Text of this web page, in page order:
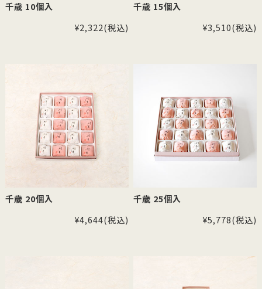
千歳 10個入
¥2,322(税込)
千歳 15個入
¥3,510(税込)
千歳 20個入
¥4,644(税込)
千歳 25個入
¥5,778(税込)